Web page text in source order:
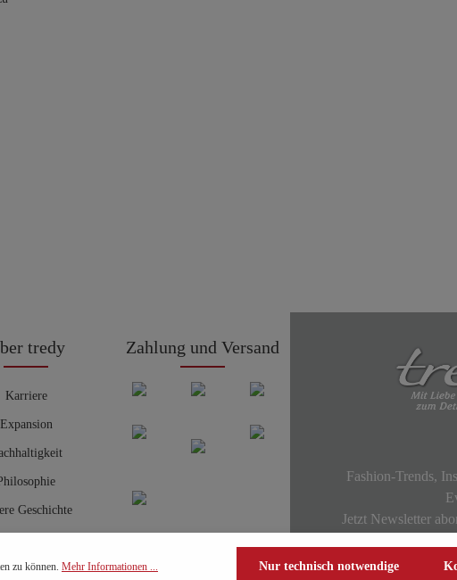
tredy
Karriere
Expansion
Geschichte
Zahlung und Versand
Fashion-Trends,
Jetzt Newsletter
zu können. Mehr Informationen ... Nur technisch notwendige